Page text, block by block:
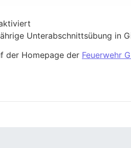
Unterabschnittsübung in
der Homepage der Feuerwehr